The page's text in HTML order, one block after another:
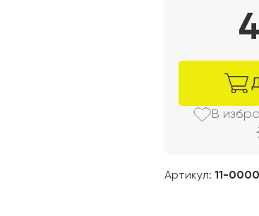
Артикул: 11-
В